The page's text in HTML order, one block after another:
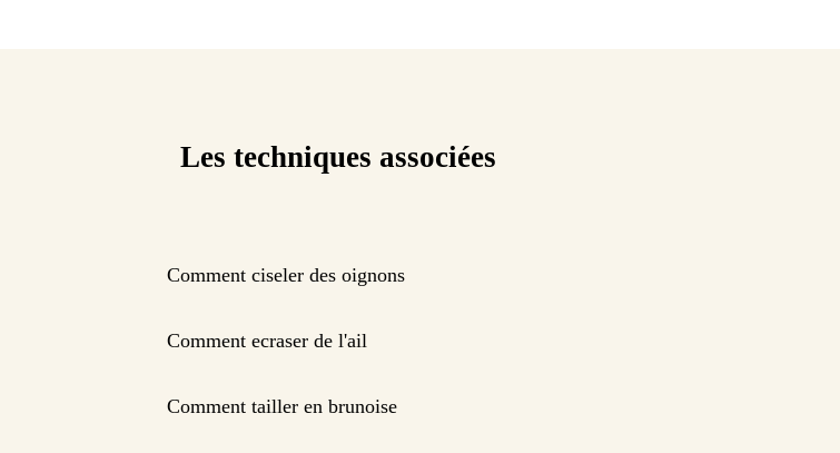
Les techniques associées
Comment ciseler des oignons
Comment ecraser de l'ail
Comment tailler en brunoise